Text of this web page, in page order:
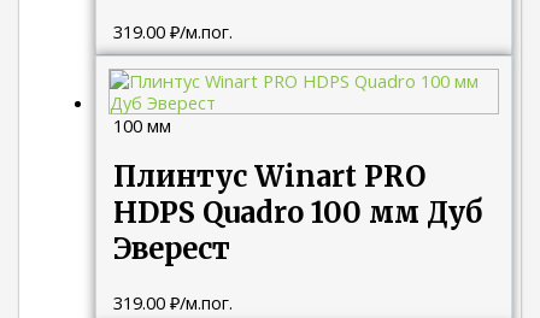
319.00₽/м.пог.
100 мм
Плинтус Winart PRO
HDPS Quadro 100 мм Дуб
Эверест
319.00₽/м.пог.